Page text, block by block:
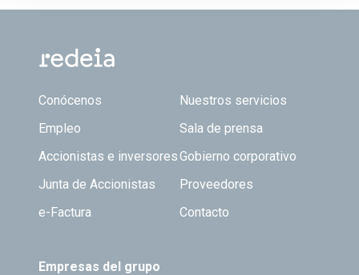
Footer TOP
Conócenos
Nuestros servicios
Empleo
Sala de prensa
Accionistas e inversoresGobierno corporativo
Junta de Accionistas
Proveedores
e-Factura
Contacto
Empresas del grupo